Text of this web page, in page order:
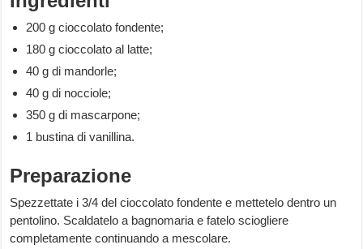
200 g cioccolato fondente;
180 g cioccolato al latte;
40 g di mandorle;
40 g di nocciole;
350 g di mascarpone;
1 bustina di vanillina.
Preparazione
Spezzettate i 3/4 del cioccolato fondente e mettetelo dentro un
pentolino. Scaldatelo a bagnomaria e fatelo sciogliere
completamente continuando a mescolare.